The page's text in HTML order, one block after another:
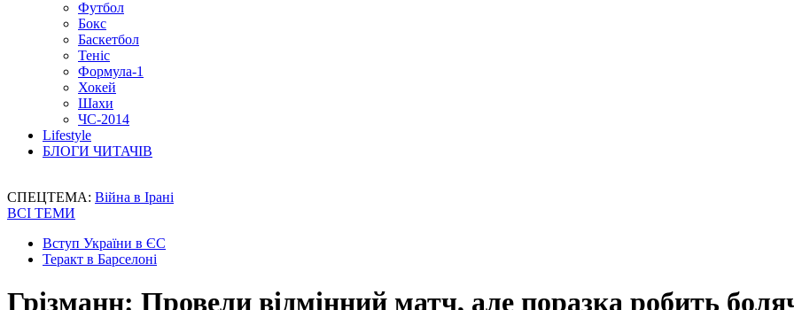
Футбол
Бокс
Баскетбол
Теніс
Формула-1
Хокей
Шахи
ЧС-2014
Lifestyle
БЛОГИ ЧИТАЧІВ
СПЕЦТЕМА: Війна в Ірані
ВСІ ТЕМИ
Вступ України в ЄС
Теракт в Барселоні
Грізманн: Провели відмінний матч, але поразка робить